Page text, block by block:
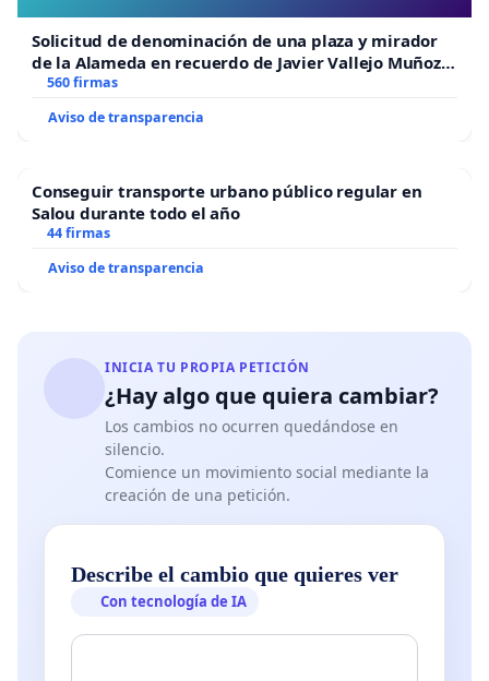
Solicitud de denominación de una plaza y mirador
de la Alameda en recuerdo de Javier Vallejo Muñoz
“Mazinger”
560 firmas
Aviso de transparencia
Conseguir transporte urbano público regular en
Salou durante todo el año
44 firmas
Aviso de transparencia
INICIA TU PROPIA PETICIÓN
¿Hay algo que quiera cambiar?
Los cambios no ocurren quedándose en
silencio.
Comience un movimiento social mediante la
creación de una petición.
Describe el cambio que quieres ver
Con tecnología de IA